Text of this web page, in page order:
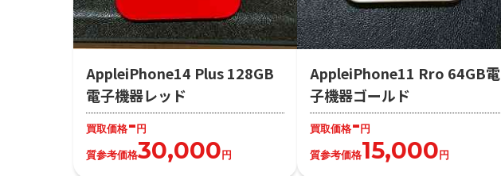
AppleiPhone14 Plus 128GB
電子機器レッド
買取価格-円
質参考価格30,000円
AppleiPhone11 Rro 64GB電
子機器ゴールド
買取価格-円
質参考価格15,000円